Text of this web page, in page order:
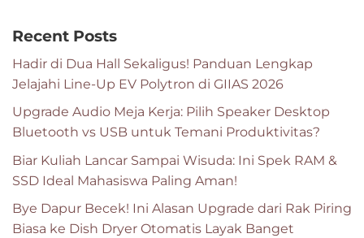
Recent Posts
Hadir di Dua Hall Sekaligus! Panduan Lengkap
Jelajahi Line-Up EV Polytron di GIIAS 2026
Upgrade Audio Meja Kerja: Pilih Speaker Desktop
Bluetooth vs USB untuk Temani Produktivitas?
Biar Kuliah Lancar Sampai Wisuda: Ini Spek RAM &
SSD Ideal Mahasiswa Paling Aman!
Bye Dapur Becek! Ini Alasan Upgrade dari Rak Piring
Biasa ke Dish Dryer Otomatis Layak Banget